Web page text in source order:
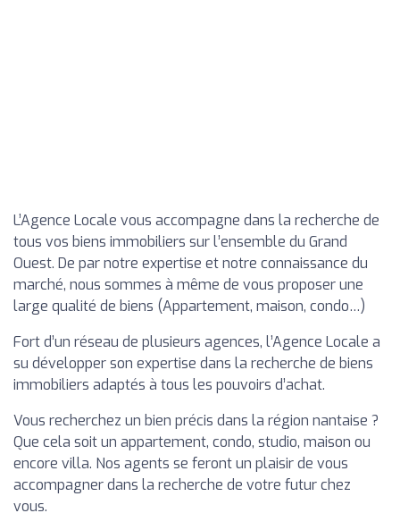
L’Agence Locale vous accompagne dans la recherche de
tous vos biens immobiliers sur l’ensemble du Grand
Ouest. De par notre expertise et notre connaissance du
marché, nous sommes à même de vous proposer une
large qualité de biens (Appartement, maison, condo…)
Fort d’un réseau de plusieurs agences, l’Agence Locale a
su développer son expertise dans la recherche de biens
immobiliers adaptés à tous les pouvoirs d’achat.
Vous recherchez un bien précis dans la région nantaise ?
Que cela soit un appartement, condo, studio, maison ou
encore villa. Nos agents se feront un plaisir de vous
accompagner dans la recherche de votre futur chez
vous.